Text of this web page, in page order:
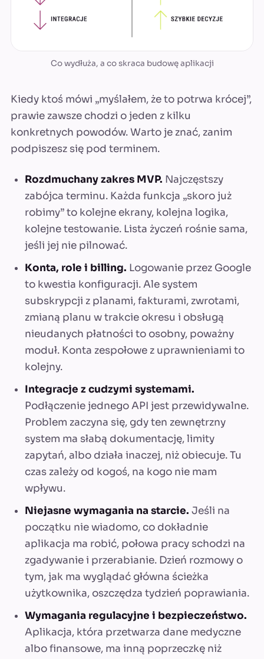
Co wydłuża, a co skraca budowę aplikacji
Kiedy ktoś mówi „myślałem, że to potrwa krócej”,
prawie zawsze chodzi o jeden z kilku
konkretnych powodów. Warto je znać, zanim
podpiszesz się pod terminem.
Rozdmuchany zakres MVP. Najczęstszy
zabójca terminu. Każda funkcja „skoro już
robimy” to kolejne ekrany, kolejna logika,
kolejne testowanie. Lista życzeń rośnie sama,
jeśli jej nie pilnować.
Konta, role i billing. Logowanie przez Google
to kwestia konfiguracji. Ale system
subskrypcji z planami, fakturami, zwrotami,
zmianą planu w trakcie okresu i obsługą
nieudanych płatności to osobny, poważny
moduł. Konta zespołowe z uprawnieniami to
kolejny.
Integracje z cudzymi systemami.
Podłączenie jednego API jest przewidywalne.
Problem zaczyna się, gdy ten zewnętrzny
system ma słabą dokumentację, limity
zapytań, albo działa inaczej, niż obiecuje. Tu
czas zależy od kogoś, na kogo nie mam
wpływu.
Niejasne wymagania na starcie. Jeśli na
początku nie wiadomo, co dokładnie
aplikacja ma robić, połowa pracy schodzi na
zgadywanie i przerabianie. Dzień rozmowy o
tym, jak ma wyglądać główna ścieżka
użytkownika, oszczędza tydzień poprawiania.
Wymagania regulacyjne i bezpieczeństwo.
Aplikacja, która przetwarza dane medyczne
albo finansowe, ma inną poprzeczkę niż